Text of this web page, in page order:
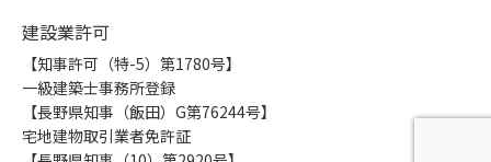
建設業許可
【知事許可（特-5）第1780号】
一級建築士事務所登録
【長野県知事（飯田）G第76244号】
宅地建物取引業者免許証